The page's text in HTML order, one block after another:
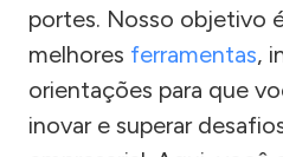
portes. Nosso objetivo
melhores ferramentas,
orientações para que
inovar e superar